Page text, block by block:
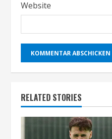
Website
RELATED STORIES